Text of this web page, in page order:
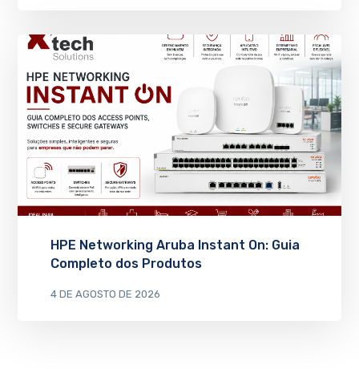
HPE Networking Aruba Instant On: Guia
Completo dos Produtos
4 DE AGOSTO DE 2026